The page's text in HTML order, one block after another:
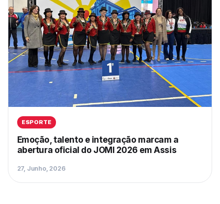
ESPORTE
Emoção, talento e integração marcam a
abertura oficial do JOMI 2026 em Assis
27, Junho, 2026